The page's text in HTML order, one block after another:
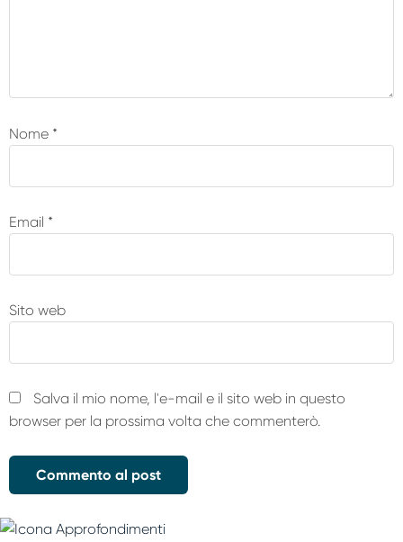
Nome *
Email *
Sito web
Salva il mio nome, l'e-mail e il sito web in questo
browser per la prossima volta che commenterò.